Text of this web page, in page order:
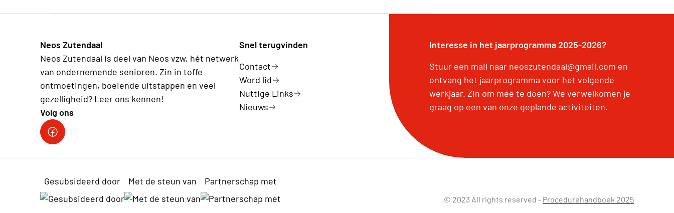
Neos Zutendaal
Neos Zutendaal is deel van Neos vzw, hét netwerk
van ondernemende senioren. Zin in toffe
ontmoetingen, boeiende uitstappen en veel
gezelligheid? Leer ons kennen!
Volg ons
Facebook Neos Zutendaal
Snel terugvinden
Contact
Word lid
Nuttige Links
Nieuws
Interesse in het jaarprogramma 2025-2026?
Stuur een mail naar neoszutendaal@gmail.com en
ontvang het jaarprogramma voor het volgende
werkjaar. Zin om mee te doen? We verwelkomen je
graag op een van onze geplande activiteiten.
Gesubsideerd door Met de steun van Partnerschap met
© 2023 All rights reserved - Procedurehandboek 2025